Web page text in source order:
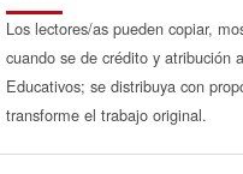
Los lectores/as pueden copiar,
cuando se de crédito y atribución
Educativos; se distribuya con
transforme el trabajo original.